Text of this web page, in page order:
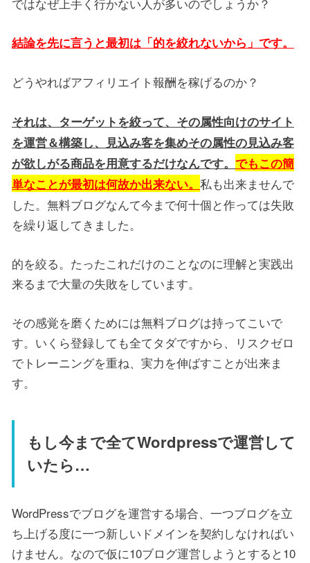
結論を先に言うと最初は「的を絞れないから」です。
どうやればアフィリエイト報酬を稼げるのか？
それは、ターゲットを絞って、その属性向けのサイト
を運営＆構築し、
見込み客を集めその属性の見込み客
が欲しがる商品を用意するだけなんです。 でもこの簡
単なことが最初は何故か出来ない。 私も出来ませんで
した。無料ブログなんて今まで何十個と作っては失敗
を繰り返してきました。
的を絞る。たったこれだけのことなのに理解と実践出
来るまで大量の失敗をしています。
その感覚を磨くためには無料ブログは持ってこいで
す。いくら登録しても全てタダですから、リスクゼロ
でトレーニングを重ね、実力を伸ばすことが出来ま
す。
もし今まで全てWordpressで運営して
いたら…
WordPressでブログを運営する場合、一つブログを立
ち上げる度に一つ新しいドメインを契約しなければい
けません。なので仮に10ブログ運営しようとすると10